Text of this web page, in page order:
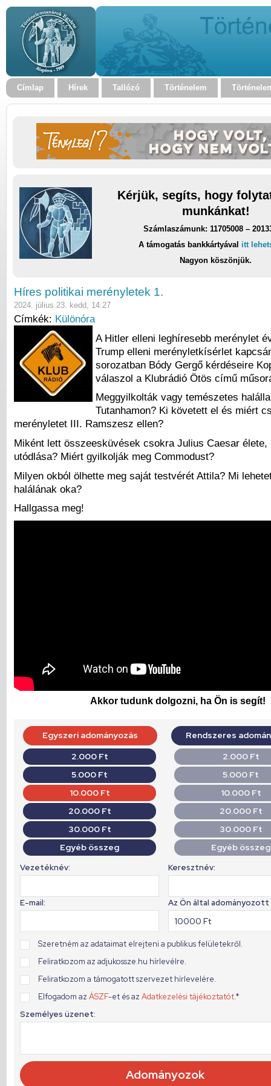
Címlap Hírek Tallózó Történelem
Kérjük, segíts, hogy
munkánkat!
Számlaszámunk: 11705008 –
A támogatás bankkártyával itt
Nagyon köszönjük.
Híres politikai merényletek 1.
2024. július 23. kedd, 14:27
Címkék: Különóra
A Hitler elleni leghíresebb merénylet
Trump elleni merényletkísérlet
sorozatban Bódy Gergő kérdéseire
válaszol a Klubrádió Ötös című
Meggyilkolták vagy temészetes
Tutanhamon? Ki követett el és miért
merényletet III. Ramszesz ellen?
Miként lett összeesküvések csokra Julius Caesar élete,
utódlása? Miért gyilkolják meg Commodust?
Milyen okból ölhette meg saját testvérét Attila? Mi
halálának oka?
Hallgassa meg!
Akkor tudunk dolgozni, ha Ön is segít!